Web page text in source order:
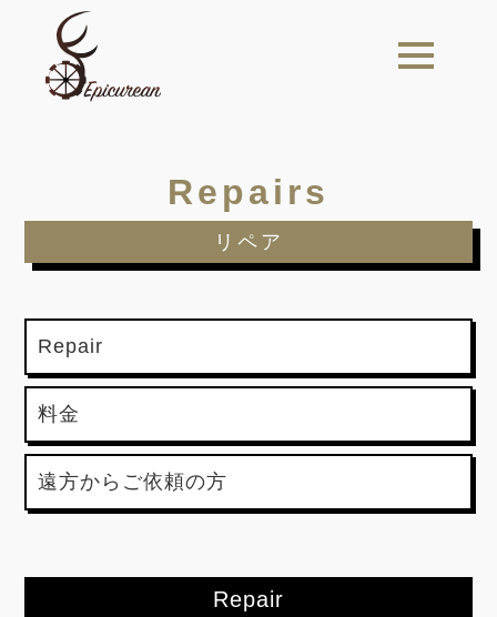
t
o
i
Repairs
リペア
Repair
料金
遠方からご依頼の方
Repair